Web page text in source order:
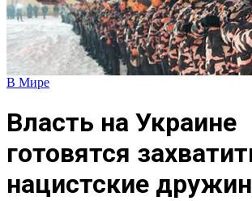
В Мире
Власть на Украине
готовятся
нацистские